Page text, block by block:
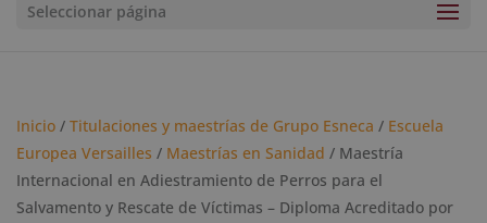
Seleccionar página
Inicio / Titulaciones y maestrías de Grupo Esneca / Escuela
Europea Versailles / Maestrías en Sanidad / Maestría
Internacional en Adiestramiento de Perros para el
Salvamento y Rescate de Víctimas – Diploma Acreditado por